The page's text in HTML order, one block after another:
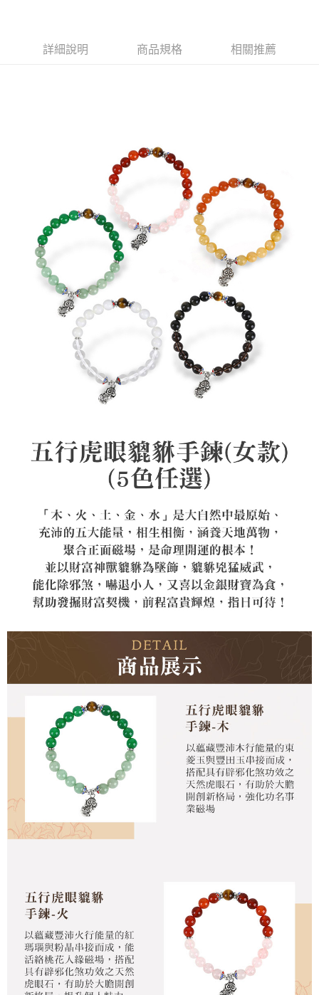
2.透過簡訊連結打開帳單後，可選擇「超商條碼／台灣大直營門市／銀行轉
資料（包含姓名、電話或地址）提供予台灣大哥大進項蒐集、處理及利用，
由本公司與您本人進行分期帳單所需資料之確認、核對及更正。
3.完整用戶服務條款，請詳閱以下連結：
https://oppay.tw/userRule
每筆NT$120，滿NT$1,500(含以上)免運費
每筆NT$120，滿NT$1,500(含以上)免運費
每筆NT$120，滿NT$1,800(含以上)免運費
詳細說明 商品規格 相關推薦